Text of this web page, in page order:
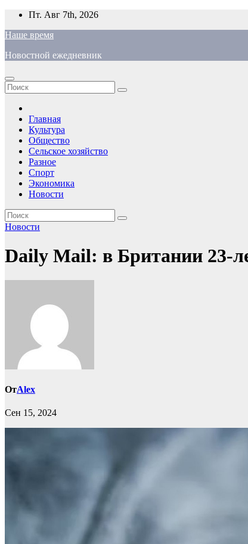
Перейти
содержимому
Пт. Авг 7th, 2026
Наше время
Новостной ежедневник
Главная
Культура
Общество
Сельское хозяйство
Разное
Спорт
Экономика
Новости
Новости
Daily Mail: в Британии 23-
ОтAlex
Сен 15, 2024